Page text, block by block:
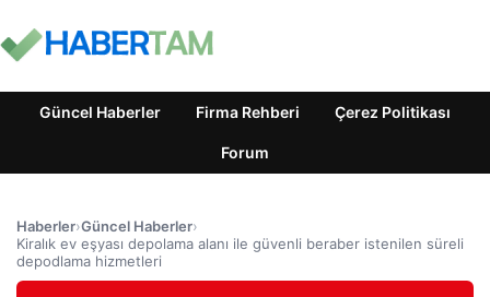
Güncel Haberler Firma Rehberi Çerez Politikası
Forum
Haberler›Güncel Haberler›
Kiralık ev eşyası depolama alanı ile güvenli beraber istenilen süreli
depodlama hizmetleri